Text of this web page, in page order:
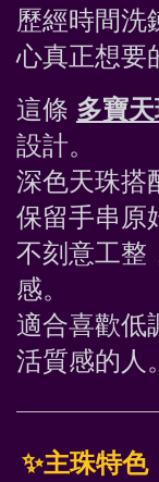
歷經時間洗
心真正想要
這條 多寶
設計。
深色天珠搭
保留手串原
不刻意工整
感。
適合喜歡低
活質感的人。
✨主珠特色